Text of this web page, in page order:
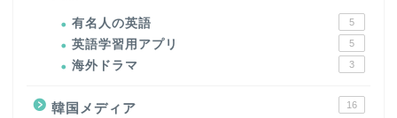
有名人の英語 5
英語学習用アプリ 5
海外ドラマ 3
韓国メディア 16